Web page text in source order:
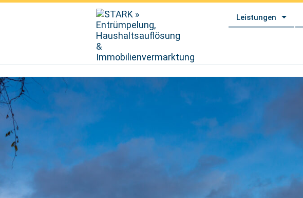
Leistungen